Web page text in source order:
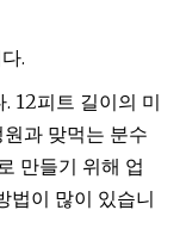
.
12피트 길이의 미
과 맞먹는 분수
만들기 위해 업
법이 많이 있습니